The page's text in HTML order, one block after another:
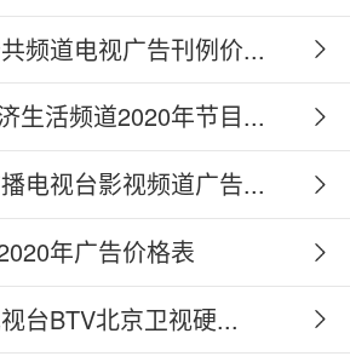
频道电视广告刊例价...
生活频道2020年节目...
电视台影视频道广告...
年广告价格表
台BTV北京卫视硬...